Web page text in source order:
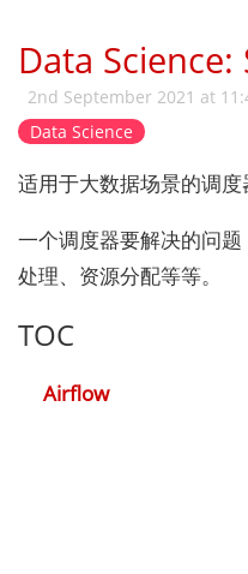
Data
2nd September 2021 at
Data Science
适用于大数据场景的调度
一个调度器要解决的问
处理、资源分配等等。
TOC
Airflow